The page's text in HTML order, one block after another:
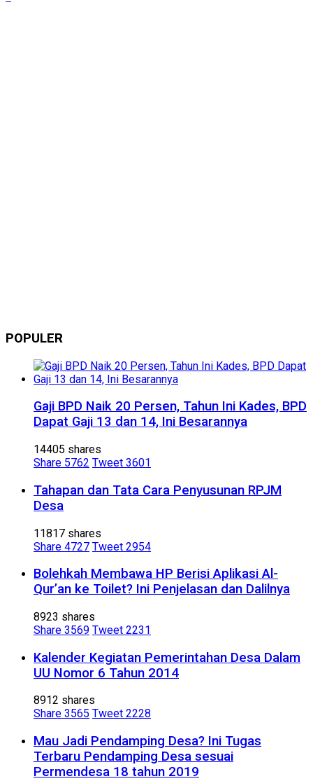
POPULER
Gaji BPD Naik 20 Persen, Tahun Ini Kades, BPD
Dapat Gaji 13 dan 14, Ini Besarannya
14405 shares
Share 5762 Tweet 3601
Tahapan dan Tata Cara Penyusunan RPJM
Desa
11817 shares
Share 4727 Tweet 2954
Bolehkah Membawa HP Berisi Aplikasi Al-
Qur’an ke Toilet? Ini Penjelasan dan Dalilnya
8923 shares
Share 3569 Tweet 2231
Kalender Kegiatan Pemerintahan Desa Dalam
UU Nomor 6 Tahun 2014
8912 shares
Share 3565 Tweet 2228
Mau Jadi Pendamping Desa? Ini Tugas
Terbaru Pendamping Desa sesuai
Permendesa 18 tahun 2019